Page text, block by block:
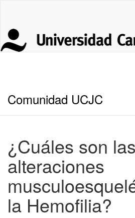
Comunidad UCJC
¿Cuáles son las
alteraciones
la Hemofilia?